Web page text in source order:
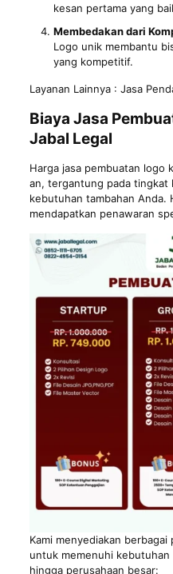
kesan pertama yang
Membedakan dari
Logo unik membantu
yang kompetitif.
Layanan Lainnya : Jasa
Biaya Jasa
Jabal Legal
Harga jasa pembuatan logo
an, tergantung pada tingkat
kebutuhan tambahan Anda.
mendapatkan penawaran
Kami menyediakan
untuk memenuhi
hingga perusahaan besar: